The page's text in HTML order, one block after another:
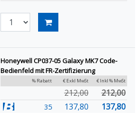
Honeywell CP037-05 Galaxy MK7 Code-
Bedienfeld mit FR-Zertifizierung
% Rabatt € Exkl MwSt € Inkl % MwSt
212,00 212,00
35 137,80 137,80